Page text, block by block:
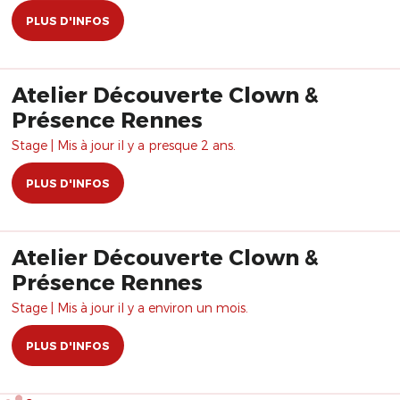
PLUS D'INFOS
Atelier Découverte Clown &
Présence Rennes
Stage | Mis à jour il y a presque 2 ans.
PLUS D'INFOS
Atelier Découverte Clown &
Présence Rennes
Stage | Mis à jour il y a environ un mois.
PLUS D'INFOS